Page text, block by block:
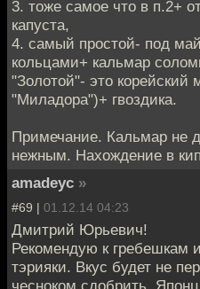
3. тоже самое что в п.2+
капуста,
4. самый простой- под
кольцами+ кальмар
"Золотой"- это корейский
"Миладора")+ гвоздика.
Примечание. Кальмар не
нежным. Нахождение в
amadeyc »
#69 | 01.12.14 04:23
Дмитрий Юрьевич!
Рекомендую к гребешкам
тэрияки. Вкус будет не
чесноком сдобрить.